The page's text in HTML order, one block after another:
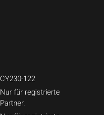
CY230-122
Nur für registrierte
Partner.